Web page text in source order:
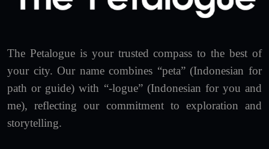
The Petalogue is your trusted compass to the best of
your city. Our name combines “peta” (Indonesian for
path or guide) with “-logue” (Indonesian for you and
me), reflecting our commitment to exploration and
storytelling.